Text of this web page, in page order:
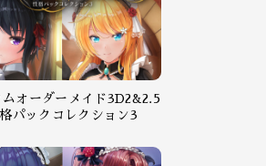
ムオーダーメイド3D2&2.5
パックコレクション3